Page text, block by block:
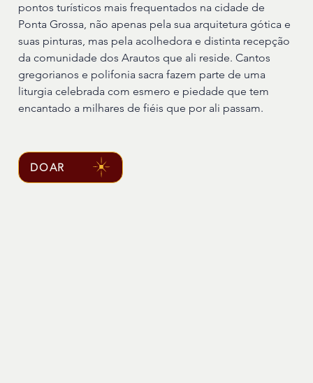
pontos turísticos mais frequentados na cidade de
Ponta Grossa, não apenas pela sua arquitetura gótica e
suas pinturas, mas pela acolhedora e distinta recepção
da comunidade dos Arautos que ali reside. Cantos
gregorianos e polifonia sacra fazem parte de uma
liturgia celebrada com esmero e piedade que tem
encantado a milhares de fiéis que por ali passam.
DOAR